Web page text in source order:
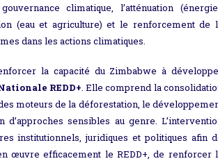
climatique, l’atténuation
(eau et agriculture) et le renforcement de
dans les actions climatiques.
la capacité du Zimbabwe à
REDD+. Elle comprend la
moteurs de la déforestation, le
d’approches sensibles au genre.
institutionnels, juridiques et politiques afin
œuvre efficacement le REDD+, de renforcer